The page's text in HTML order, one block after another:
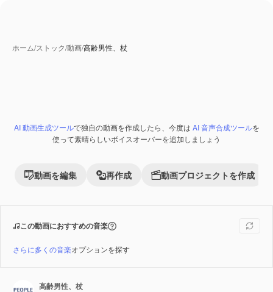
ホーム/ストック/動画/高齢男性、杖
Premium
AI 動画生成ツールで独自の動画を作成したら、今度は AI 音声合成ツールを
使って素晴らしいボイスオーバーを追加しましょう
動画を編集 再作成 動画プロジェクトを作成
この動画におすすめの音楽
さらに多くの音楽オプションを探す
高齢男性、杖